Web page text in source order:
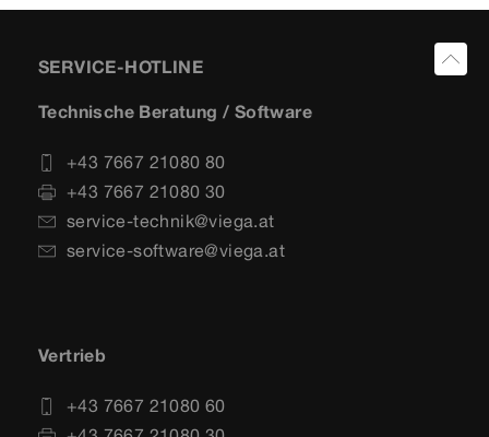
SERVICE-HOTLINE
Technische Beratung / Software
+43 7667 21080 80
+43 7667 21080 30
service-technik@viega.at
service-software@viega.at
Vertrieb
+43 7667 21080 60